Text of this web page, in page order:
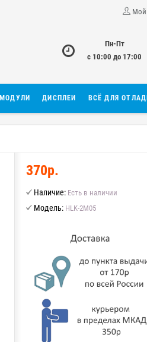
Мой
Пн-Пт
с 10:00 до 17:00
МОДУЛИ ДИСПЛЕИ ВСЁ ДЛЯ
370р.
Наличие: Есть в наличии
Модель: HLK-2M05